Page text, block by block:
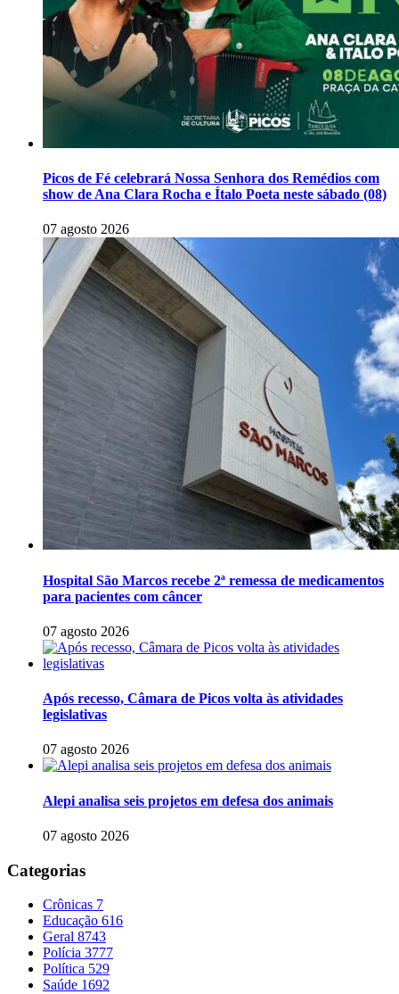
Picos de Fé celebrará Nossa Senhora dos Remédios com
show de Ana Clara Rocha e Ítalo Poeta neste sábado (08)
07 agosto 2026
Hospital São Marcos recebe 2ª remessa de medicamentos
para pacientes com câncer
07 agosto 2026
Após recesso, Câmara de Picos volta às atividades
legislativas
07 agosto 2026
Alepi analisa seis projetos em defesa dos animais
07 agosto 2026
Categorias
Crônicas 7
Educação 616
Geral 8743
Polícia 3777
Política 529
Saúde 1692